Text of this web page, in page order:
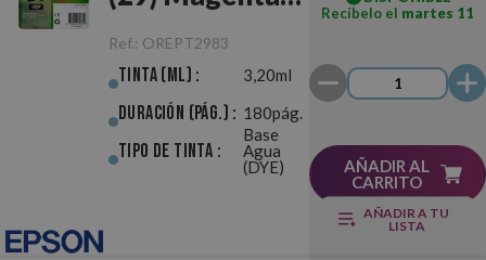
Original
Ref.: OREPT2983
Tinta (ml) : 3,20ml
Duración (pág.) : 180pág.
Tipo de Tinta :
Base
Agua
(DYE)
Recíbelo el martes 11
AÑADIR AL
CARRITO
AÑADIR A TU
LISTA